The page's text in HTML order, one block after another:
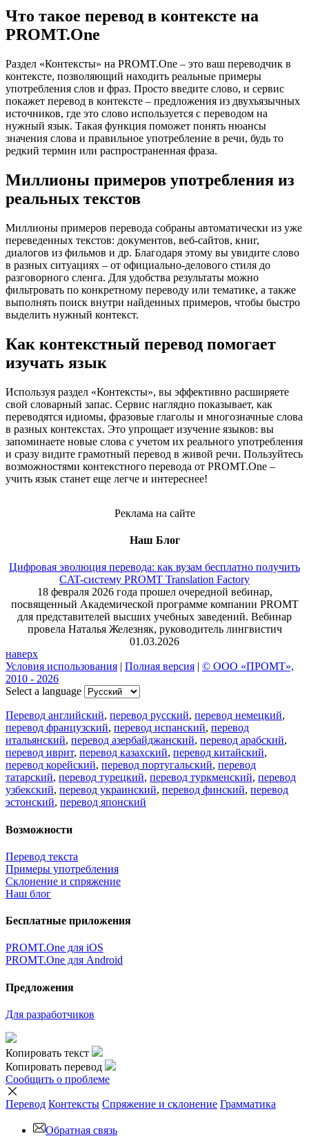
Что такое перевод в контексте на
PROMT.One
Раздел «Контексты» на PROMT.One – это ваш переводчик в
контексте, позволяющий находить реальные примеры
употребления слов и фраз. Просто введите слово, и сервис
покажет перевод в контексте – предложения из двухъязычных
источников, где это слово используется с переводом на
нужный язык. Такая функция поможет понять нюансы
значения слова и правильное употребление в речи, будь то
редкий термин или распространенная фраза.
Миллионы примеров употребления из
реальных текстов
Миллионы примеров перевода собраны автоматически из уже
переведенных текстов: документов, веб-сайтов, книг,
диалогов из фильмов и др. Благодаря этому вы увидите слово
в разных ситуациях – от официально-делового стиля до
разговорного сленга. Для удобства результаты можно
фильтровать по конкретному переводу или тематике, а также
выполнять поиск внутри найденных примеров, чтобы быстро
выделить нужный контекст.
Как контекстный перевод помогает
изучать язык
Используя раздел «Контексты», вы эффективно расширяете
свой словарный запас. Сервис наглядно показывает, как
переводятся идиомы, фразовые глаголы и многозначные слова
в разных контекстах. Это упрощает изучение языков: вы
запоминаете новые слова с учетом их реального употребления
и сразу видите грамотный перевод в живой речи. Пользуйтесь
возможностями контекстного перевода от PROMT.One –
учить язык станет еще легче и интереснее!
Реклама на сайте
Наш Блог
Цифровая эволюция перевода: как вузам бесплатно получить
CAT-систему PROMT Translation Factory
18 февраля 2026 года прошел очередной вебинар,
посвященный Академической программе компании PROMT
для представителей высших учебных заведений. Вебинар
провела Наталья Железняк, руководитель лингвистич
01.03.2026
наверх
Условия использования | Полная версия | © ООО «ПРОМТ»,
2010 - 2026
Select a language
Перевод английский, перевод русский, перевод немецкий,
перевод французский, перевод испанский, перевод
итальянский, перевод азербайджанский, перевод арабский,
перевод иврит, перевод казахский, перевод китайский,
перевод корейский, перевод португальский, перевод
татарский, перевод турецкий, перевод туркменский, перевод
узбекский, перевод украинский, перевод финский, перевод
эстонский, перевод японский
Возможности
Перевод текста
Примеры употребления
Склонение и спряжение
Наш блог
Бесплатные приложения
PROMT.One для iOS
PROMT.One для Android
Предложения
Для разработчиков
Копировать текст
Копировать перевод
Сообщить о проблеме
Перевод Контексты Спряжение и склонение Грамматика
Обратная связь